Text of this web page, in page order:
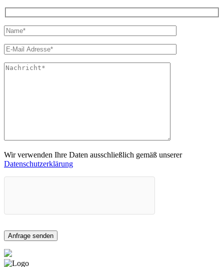
Wir verwenden Ihre Daten ausschließlich gemäß unserer
Datenschutzerklärung